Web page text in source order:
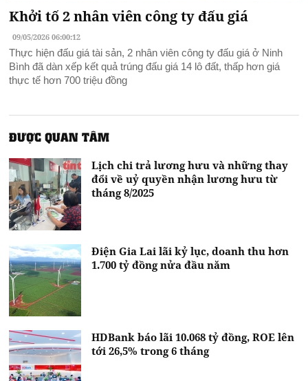
Khởi tố 2 nhân viên công ty đấu giá
09/05/2026 06:00:12
Thực hiện đấu giá tài sản, 2 nhân viên công ty đấu giá ở Ninh
Bình đã dàn xếp kết quả trúng đấu giá 14 lô đất, thấp hơn giá
thực tế hơn 700 triệu đồng
ĐƯỢC QUAN TÂM
Lịch chi trả lương hưu và những thay
đổi về uỷ quyền nhận lương hưu từ
tháng 8/2025
Điện Gia Lai lãi kỷ lục, doanh thu hơn
1.700 tỷ đồng nửa đầu năm
HDBank báo lãi 10.068 tỷ đồng, ROE lên
tới 26,5% trong 6 tháng